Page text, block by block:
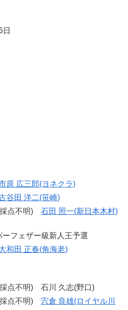
原 広三郎(ヨネクラ)
谷田 洋二(笹崎)
点不明) 石田 照一(新日本木村)
フェザー級新人王予選
和田 正春(角海老)
点不明) 石川 久志(野口)
点不明) 宍倉 良雄(ロイヤル川